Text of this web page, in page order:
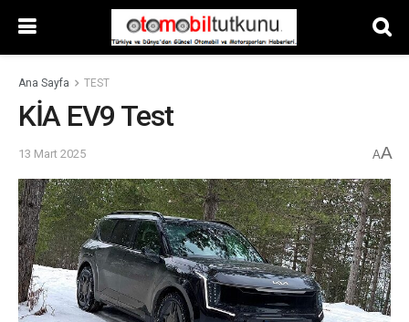
Ana Sayfa TEST
KİA EV9 Test
13 Mart 2025 AA